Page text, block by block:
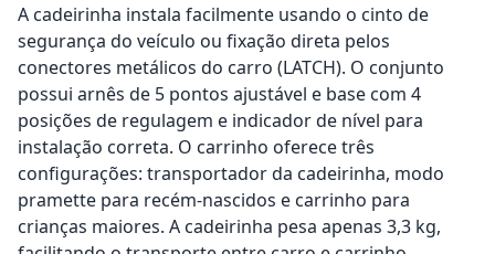
A cadeirinha instala facilmente usando o cinto de
segurança do veículo ou fixação direta pelos
conectores metálicos do carro (LATCH). O conjunto
possui arnês de 5 pontos ajustável e base com 4
posições de regulagem e indicador de nível para
instalação correta. O carrinho oferece três
configurações: transportador da cadeirinha, modo
pramette para recém-nascidos e carrinho para
crianças maiores. A cadeirinha pesa apenas 3,3 kg,